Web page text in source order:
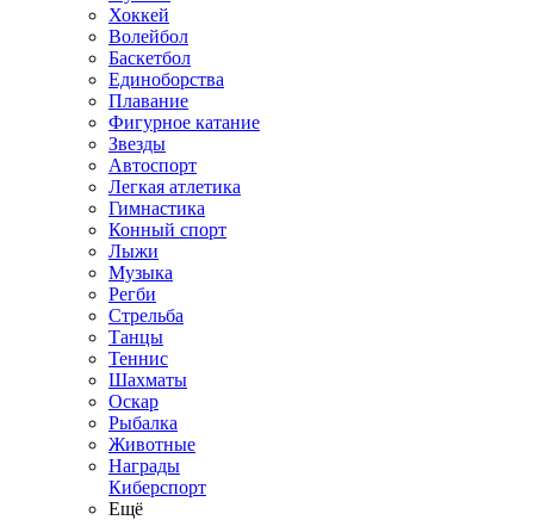
Хоккей
Волейбол
Баскетбол
Единоборства
Плавание
Фигурное катание
Звезды
Автоспорт
Легкая атлетика
Гимнастика
Конный спорт
Лыжи
Музыка
Регби
Стрельба
Танцы
Теннис
Шахматы
Оскар
Рыбалка
Животные
Награды
Киберспорт
Ещё